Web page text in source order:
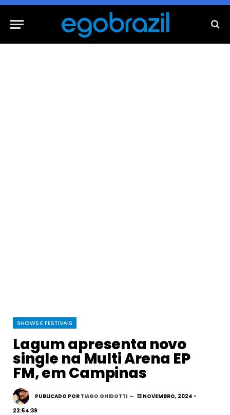
SHOWS E FESTIVAIS
Lagum apresenta novo
single na Multi Arena EP
FM, em Campinas
PUBLICADO POR TIAGO GHIDOTTI
13 NOVEMBRO, 2024 -
22:54:39